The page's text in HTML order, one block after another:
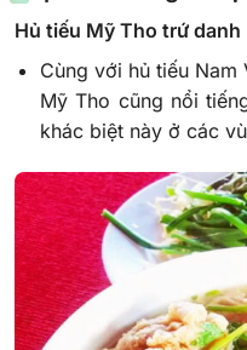
Hủ tiếu Mỹ Tho trứ danh
Cùng với hủ tiếu Nam
Mỹ Tho cũng nổi
khác biệt này ở các